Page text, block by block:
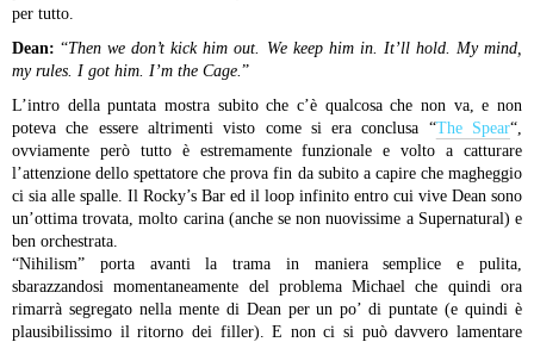
per tutto.
Dean: “Then we don’t kick him out. We keep him in. It’ll hold. My mind,
my rules. I got him. I’m the Cage. ”
L’intro della puntata mostra subito che c’è qualcosa che non va, e non
poteva che essere altrimenti visto come si era conclusa “The Spear“,
ovviamente però tutto è estremamente funzionale e volto a catturare
l’attenzione dello spettatore che prova fin da subito a capire che magheggio
ci sia alle spalle. Il Rocky’s Bar ed il loop infinito entro cui vive Dean sono
un’ottima trovata, molto carina (anche se non nuovissime a Supernatural) e
ben orchestrata.
“Nihilism” porta avanti la trama in maniera semplice e pulita,
sbarazzandosi momentaneamente del problema Michael che quindi ora
rimarrà segregato nella mente di Dean per un po’ di puntate (e quindi è
plausibilissimo il ritorno dei filler). E non ci si può davvero lamentare